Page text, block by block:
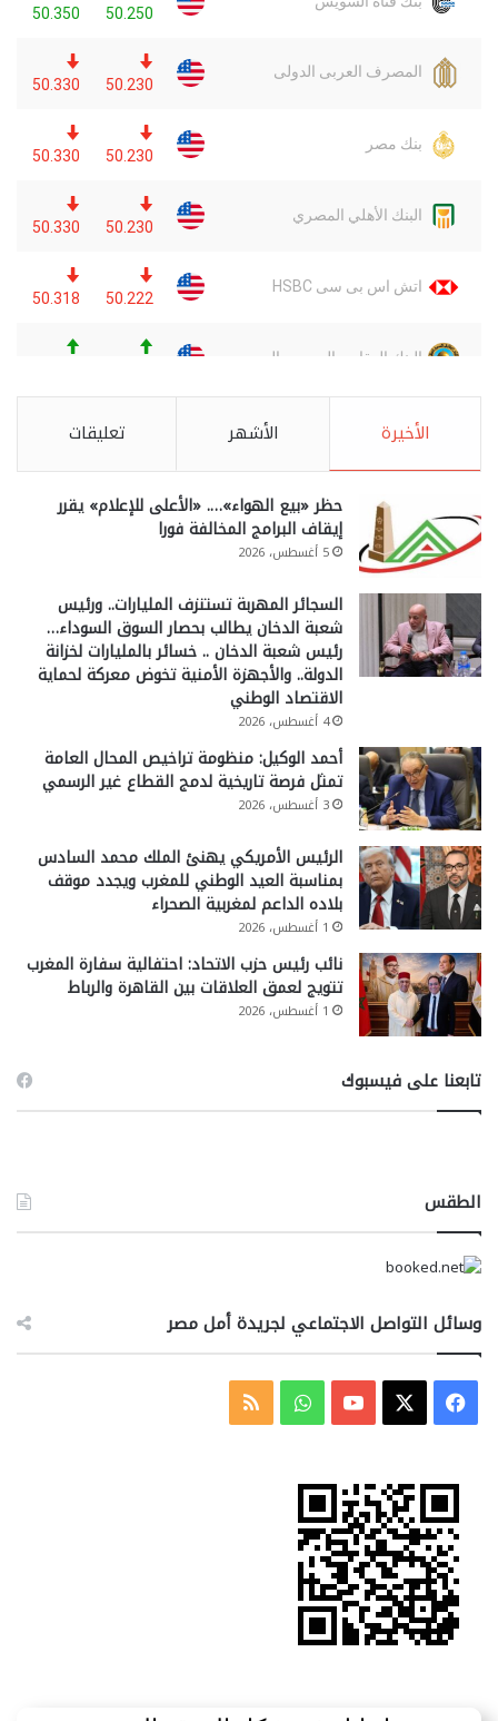
الأخيرة الأشهر تعليقات
حظر «بيع الهواء»…. «الأعلى للإعلام» يقرر
إيقاف البرامج المخالفة فورا
5 أغسطس، 2026
السجائر المهربة تستنزف المليارات.. ورئيس
شعبة الدخان يطالب بحصار السوق السوداء…
رئيس شعبة الدخان .. خسائر بالمليارات لخزانة
الدولة.. والأجهزة الأمنية تخوض معركة لحماية
الاقتصاد الوطني
4 أغسطس، 2026
أحمد الوكيل: منظومة تراخيص المحال العامة
تمثل فرصة تاريخية لدمج القطاع غير الرسمي
3 أغسطس، 2026
الرئيس الأمريكي يهنئ الملك محمد السادس
بمناسبة العيد الوطني للمغرب ويجدد موقف
بلاده الداعم لمغربية الصحراء
1 أغسطس، 2026
نائب رئيس حزب الاتحاد: احتفالية سفارة المغرب
تتويج لعمق العلاقات بين القاهرة والرباط
1 أغسطس، 2026
تابعنا على فيسبوك
الطقس
وسائل التواصل الاجتماعي لجريدة أمل مصر
فيسبوك ‫YouTubeواتسابملخص